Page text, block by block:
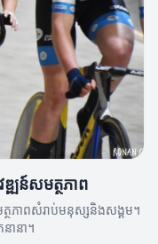
ឌ្ឍន៍សមត្ថភាព
ត្ថភាពសំរាប់មនុស្សនិងសង្គម។
ានា។